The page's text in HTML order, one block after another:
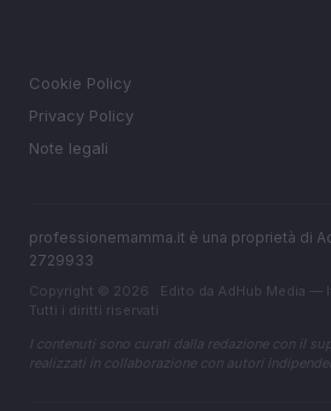
Cookie Policy
Privacy Policy
Note legali
professionemamma.it è una proprietà di
2729933
Copyright © 2026 · Edito da AdHub Media —
Tutti i diritti riservati
I contenuti sono curati dalla redazione con il
realizzati in collaborazione con autori